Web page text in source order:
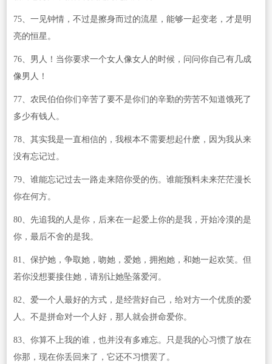
75、一见钟情，不过是擦身而过的流星，能够一起变老，才是明
亮的恒星。
76、男人！当你要求一个女人像女人的时候，问问你自己有几成
像男人！
77、农民伯伯你们辛苦了要不是你们的辛勤的劳苦不知道饿死了
多少有钱人。
78、其实我是一直相信的，我根本不需要想起什麽，因为我从来
没有忘记过。
79、谁能忘记过去一路走来陪你受的伤。谁能预料未来茫茫漫长
你在何方。
80、先追我的人是你，后来在一起爱上你的是我，开始冷漠的是
你，最后不舍的是我。
81、保护她，争取她，吻她，爱她，拥抱她，和她一起欢笑。但
若你没想要接住她，请别让她坠落爱河。
82、爱一个人最好的方式，是经营好自己，给对方一个优质的爱
人。不是拼命对一个人好，那人就会拼命爱你。
83、你算不上我的谁，也并没有多难忘。只是我的心习惯了放在
你那，现在你丢回来了，它还不习惯罢了。